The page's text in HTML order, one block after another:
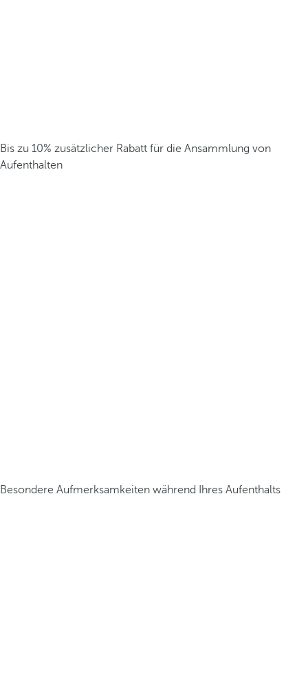
Bis zu 10% zusätzlicher Rabatt für die Ansammlung von
Aufenthalten
Besondere Aufmerksamkeiten während Ihres Aufenthalts